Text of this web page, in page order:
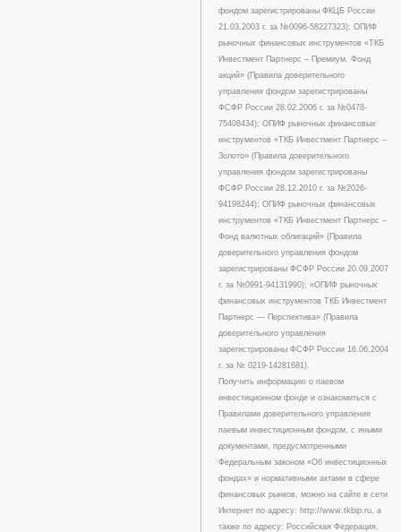
фондом зарегистрированы ФКЦБ России
21.03.2003 г. за №0096-58227323); ОПИФ
рыночных финансовых инструментов «ТКБ
Инвестмент Партнерс – Премиум. Фонд
акций» (Правила доверительного
управления фондом зарегистрированы
ФСФР России 28.02.2006 г. за №0478-
75408434); ОПИФ рыночных финансовых
инструментов «ТКБ Инвестмент Партнерс –
Золото» (Правила доверительного
управления фондом зарегистрированы
ФСФР России 28.12.2010 г. за №2026-
94198244); ОПИФ рыночных финансовых
инструментов «ТКБ Инвестмент Партнерс –
Фонд валютных облигаций» (Правила
доверительного управления фондом
зарегистрированы ФСФР России 20.09.2007
г. за №0991-94131990); «ОПИФ рыночных
финансовых инструментов ТКБ Инвестмент
Партнерс — Перспектива» (Правила
доверительного управления
зарегистрированы ФСФР России 16.06.2004
г. за № 0219-14281681).
Получить информацию о паевом
инвестиционном фонде и ознакомиться с
Правилами доверительного управления
паевым инвестиционным фондом, с иными
документами, предусмотренными
Федеральным законом «Об инвестиционных
фондах» и нормативными актами в сфере
финансовых рынков, можно на сайте в сети
Интернет по адресу: http://www.tkbip.ru, а
также по адресу: Российская Федерация,